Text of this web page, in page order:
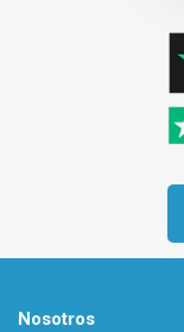
Nosotros